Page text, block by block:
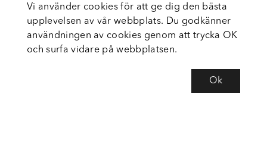
Vi använder cookies för att ge dig den bästa
upplevelsen av vår webbplats. Du godkänner
användningen av cookies genom att trycka OK
och surfa vidare på webbplatsen.
Ok